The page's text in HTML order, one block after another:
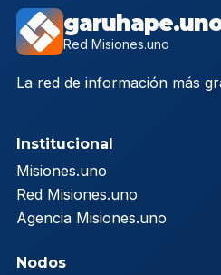
Red Misiones.uno
La red de información más
Institucional
Misiones.uno
Red Misiones.uno
Agencia Misiones.uno
Nodos